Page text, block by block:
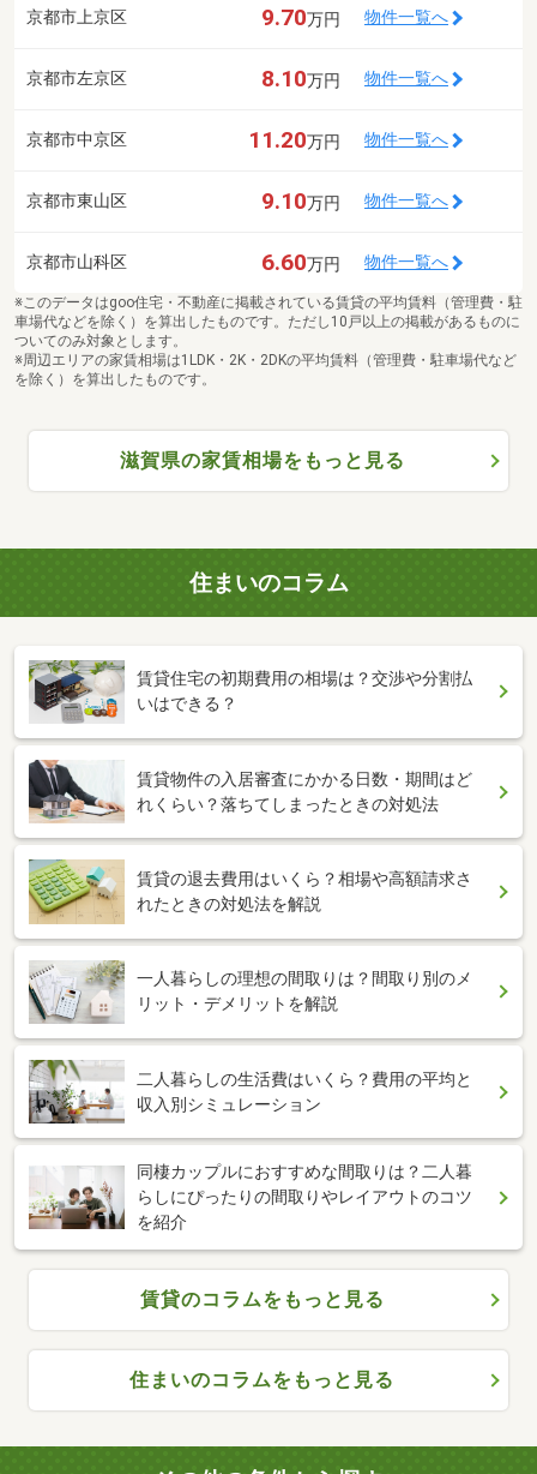
京都市上京区 9.70万円 物件一覧へ
京都市左京区 8.10万円 物件一覧へ
京都市中京区 11.20万円 物件一覧へ
京都市東山区 9.10万円 物件一覧へ
京都市山科区 6.60万円 物件一覧へ
※このデータはgoo住宅・不動産に掲載されている賃貸の平均賃料（管理費・駐
車場代などを除く）を算出したものです。ただし10戸以上の掲載があるものに
ついてのみ対象とします。
※周辺エリアの家賃相場は1LDK・2K・2DKの平均賃料（管理費・駐車場代など
を除く）を算出したものです。
滋賀県の家賃相場をもっと見る
住まいのコラム
賃貸住宅の初期費用の相場は？交渉や分割払
いはできる？
賃貸物件の入居審査にかかる日数・期間はど
れくらい？落ちてしまったときの対処法
賃貸の退去費用はいくら？相場や高額請求さ
れたときの対処法を解説
一人暮らしの理想の間取りは？間取り別のメ
リット・デメリットを解説
二人暮らしの生活費はいくら？費用の平均と
収入別シミュレーション
同棲カップルにおすすめな間取りは？二人暮
らしにぴったりの間取りやレイアウトのコツ
を紹介
賃貸のコラムをもっと見る
住まいのコラムをもっと見る